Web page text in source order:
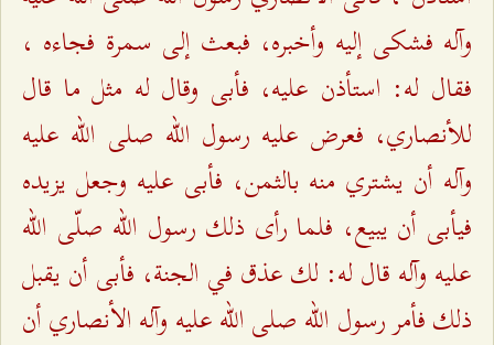
وآله فشكى إليه وأخبره، فبعث إلى سمرة فجاءه ،
فقال له: استأذن عليه، فأبى وقال له مثل ما قال
للأنصاري، فعرض عليه رسول الله صلى الله عليه
وآله أن يشتري منه بالثمن، فأبى عليه وجعل يزيده
فيأبى أن يبيع، فلما رأى ذلك رسول الله صلّى الله
عليه وآله قال له: لك عذق في الجنة، فأبى أن يقبل
ذلك فأمر رسول الله صلى الله عليه وآله الأنصاري أن